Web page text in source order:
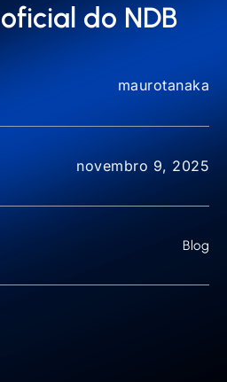
do NDB
maurotanaka
novembro 9, 2025
Blog